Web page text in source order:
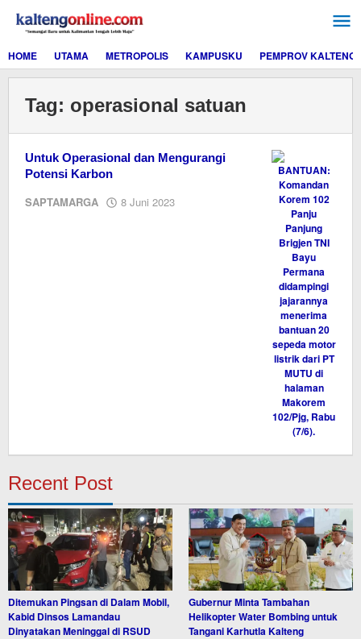
konten
HOME
UTAMA METROPOLIS KAMPUSKU PEMPROV KALTENG
Tag: operasional satuan
Untuk Operasional dan Mengurangi
Potensi Karbon
SAPTAMARGA 8 Juni 2023
Recent Post
Ditemukan Pingsan di Dalam Mobil,
Kabid Dinsos Lamandau
Dinyatakan Meninggal di RSUD
Gubernur Minta Tambahan
Helikopter Water Bombing untuk
Tangani Karhutla Kalteng